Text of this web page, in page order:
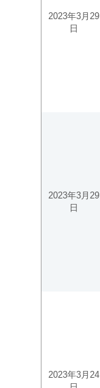
2023年3月29
日
2023年3月29
日
2023年3月24